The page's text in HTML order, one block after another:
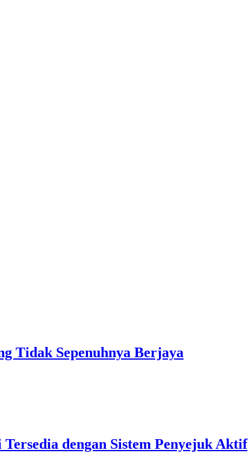
Tidak Sepenuhnya Berjaya
dengan Sistem Penyejuk Aktif